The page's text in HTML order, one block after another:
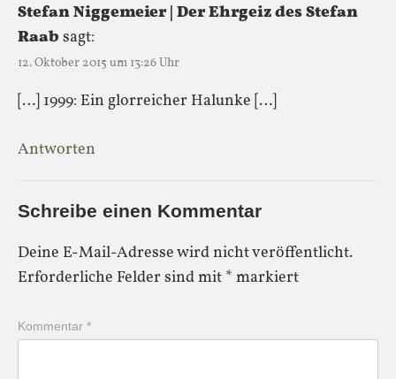
Stefan Niggemeier | Der Ehrgeiz des Stefan
Raab sagt:
12. Oktober 2015 um 13:26 Uhr
[…] 1999: Ein glorreicher Halunke […]
Antworten
Schreibe einen Kommentar
Deine E-Mail-Adresse wird nicht veröffentlicht.
Erforderliche Felder sind mit * markiert
Kommentar *